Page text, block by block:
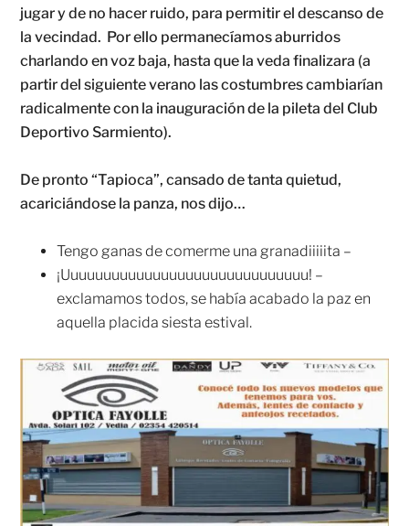
jugar y de no hacer ruido, para permitir el descanso de
la vecindad. Por ello permanecíamos aburridos
charlando en voz baja, hasta que la veda finalizara (a
partir del siguiente verano las costumbres cambiarían
radicalmente con la inauguración de la pileta del Club
Deportivo Sarmiento).
De pronto “Tapioca”, cansado de tanta quietud,
acariciándose la panza, nos dijo…
Tengo ganas de comerme una granadiiiiita –
¡Uuuuuuuuuuuuuuuuuuuuuuuuuuuuuu! –
exclamamos todos, se había acabado la paz en
aquella placida siesta estival.